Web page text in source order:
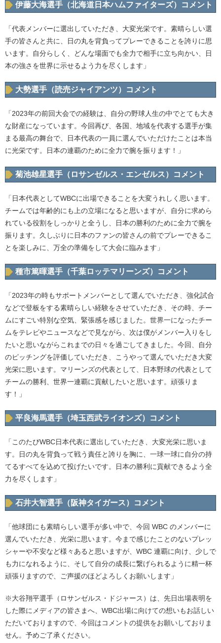
伊藤大海選手（北海道日本ハムファイターズ）コメント
「代表メンバーに選出していただき、大変光栄です。素晴らしい選
手の皆さんと共に、日の丸を背負ってプレーできることを誇りに思
います。自分らしく、どんな場面でも全力で相手に立ち向かい、日
本の強さを世界に示せるよう力を尽くします」
大勢選手（読売ジャイアンツ）コメント
「2023年の前回大会での経験は、自分の野球人生の中でとても大き
な財産になっています。今回再び、各国、地域を代表する選手が集
まる最高の舞台で、日本代表の一員に選んでいただけたことは本当
に光栄です。日本の連覇のために全力で腕を振ります！」
菊池雄星選手（ロサンゼルス・エンゼルス）コメント
「日本代表としてWBCに出場できることを大変うれしく思います。
チームでは年齢的にも上の立場になると思いますが、自分に求めら
れている役割をしっかりと全うし、日本の勝利のために全力で腕を
振ります。久しぶりに日本のファンの皆さんの前でプレーできるこ
とを楽しみに、万全の準備をして大会に臨みます」
種市篤暉選手（千葉ロッテマリーンズ）コメント
「2023年の時もサポートメンバーとして選んでいただき、強化試合
などで登板をする素晴らしい経験をさせていただき、その時、チー
ムにすごい特別な空気、緊張感を感じました。世界一になったチー
ムをテレビやニュースなどで見ながら、次は僕がメンバー入りをし
たいと思いながらこれまでの日々を過ごしてきました。今回、自分
のピッチングを評価していただき、こうやって選んでいただき大変
光栄に思います。マリーンズの代表として、日本野球の代表として
チームの勝利、世界一連覇に貢献したいと思います。頑張りま
す！」
平良海馬選手（埼玉西武ライオンズ）コメント
「このたびWBC日本代表に選出していただき、大変光栄に思いま
す。日の丸を背負って戦う責任と誇りを胸に、一球一球に自分の持
てるすべてを込めて投げたいです。日本の勝利に貢献できるよう全
力を尽くします」
石井大智選手（阪神タイガース）コメント
「他球団にも素晴らしい選手が多い中で、今回 WBC のメンバーに
選んでいただき、光栄に思います。今まで感じたことのないプレッ
シャーや不安など様々あると思いますが、WBC 連覇に向け、少しで
も力になれるように、そして自分の成長に繋げられるように精一杯
頑張りますので、ご声援のほどよろしくお願いします」
※大谷翔平選手（ロサンゼルス・ドジャース）は、先日出場表明を
した際にメディアの皆さまへ、WBC出場に向けての想いもお話しい
ただいておりますので、今回はコメントの提供をお願いしておりま
せん。予めご了承ください。